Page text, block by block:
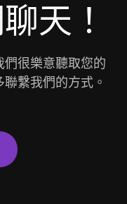
天！
很樂意聽取您的
繫我們的方式。